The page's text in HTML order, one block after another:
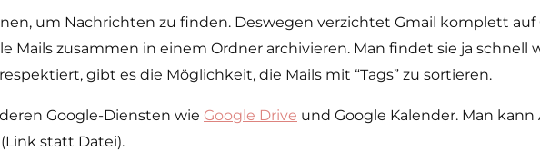
um Nachrichten zu finden. Deswegen verzichtet Gmail komplett auf
Mails zusammen in einem Ordner archivieren. Man findet sie ja schnell
gibt es die Möglichkeit, die Mails mit “Tags” zu sortieren.
Google-Diensten wie Google Drive und Google Kalender. Man
statt Datei).